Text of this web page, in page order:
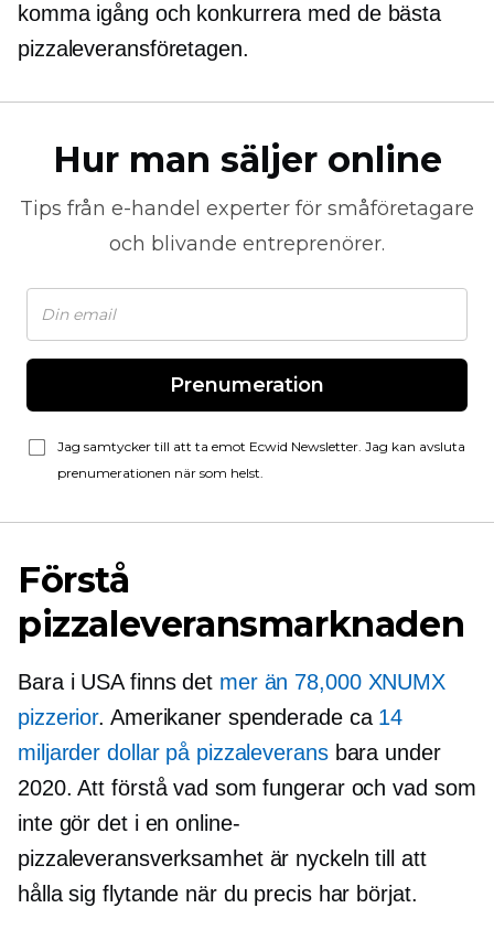
komma igång och konkurrera med de bästa
pizzaleveransföretagen.
Hur man säljer online
Tips från e-handel experter för småföretagare
och blivande entreprenörer.
Prenumeration
Jag samtycker till att ta emot Ecwid Newsletter. Jag kan avsluta
prenumerationen när som helst.
Förstå
pizzaleveransmarknaden
Bara i USA finns det mer än 78,000 XNUMX
pizzerior. Amerikaner spenderade ca 14
miljarder dollar på pizzaleveransbara under
2020. Att förstå vad som fungerar och vad som
inte gör det i en online-
pizzaleveransverksamhet är nyckeln till att
hålla sig flytande när du precis har börjat.